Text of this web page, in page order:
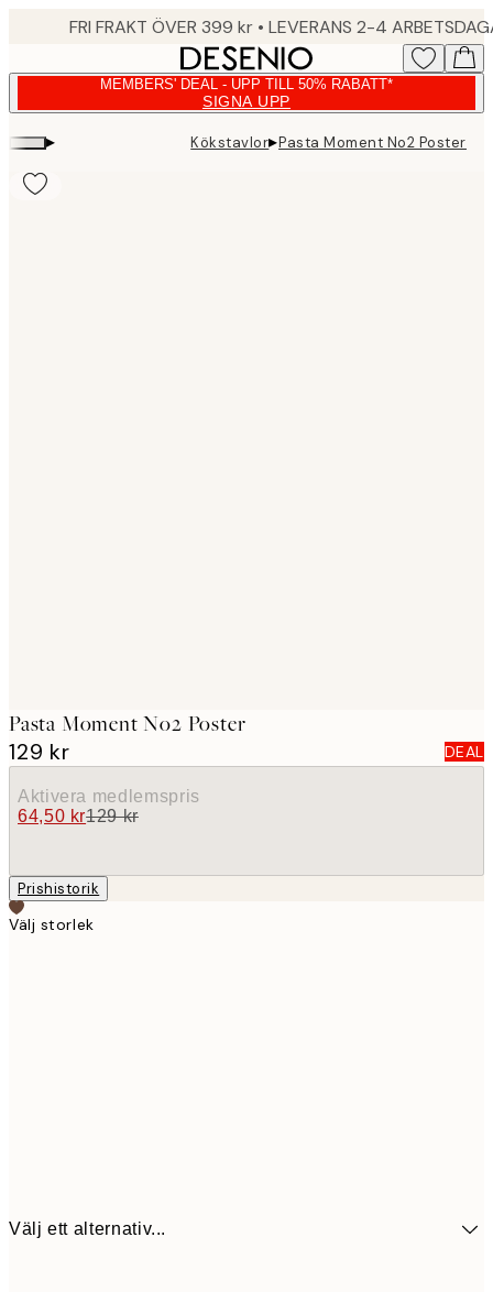
FRI FRAKT ÖVER 399 kr • LEVERANS 2-4
MEMBERS' DEAL - UPP TILL 50% RABATT*
SIGNA UPP
▸ Kökstavlor▸Pasta Moment No2 Poster
Pasta Moment No2 Poster
129 kr DEAL
Aktivera medlemspris
64,50 kr129 kr
Prishistorik
Välj storlek
Välj ett alternativ...